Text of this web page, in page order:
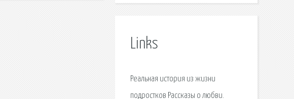
Links
Реальная история из жизни
подростков Рассказы о любви.